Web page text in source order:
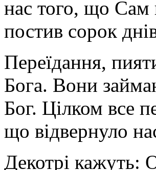
нас того, що Сам
постив сорок
Переїдання,
Бога. Вони
Бог. Цілком все
що відвернуло
Декотрі кажуть: